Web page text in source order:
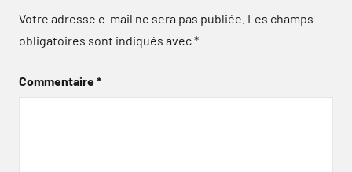
Votre adresse e-mail ne sera pas publiée. Les champs
obligatoires sont indiqués avec*
Commentaire*